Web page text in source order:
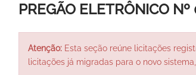
PREGÃO ELETRÔNICO
Atenção:Esta seção reúne licitações
licitações já migradas para o novo sistema,